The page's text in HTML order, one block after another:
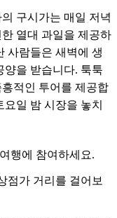
구시가는 매일 저녁
열대 과일을 제공하
사람들은 새벽에 생
양을 받습니다. 툭툭
적인 투어를 제공합
일 밤 시장을 놓치
행에 참여하세요.
점가 거리를 걸어보